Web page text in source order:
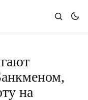
на